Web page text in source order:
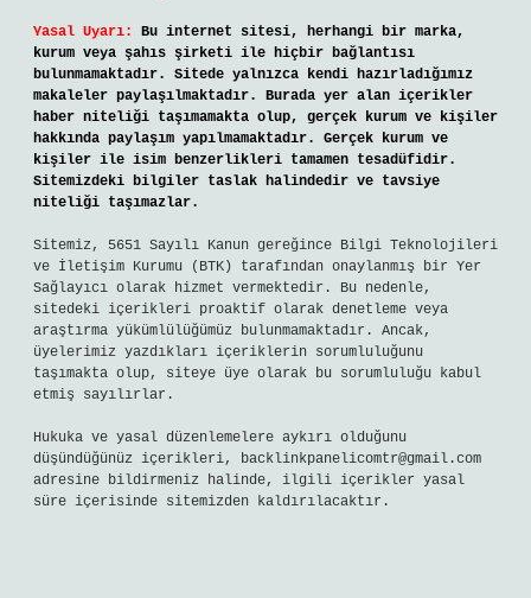
Yasal Uyarı:
Bu internet sitesi, herhangi bir marka,
kurum veya şahıs şirketi ile hiçbir bağlantısı
bulunmamaktadır. Sitede yalnızca kendi hazırladığımız
makaleler paylaşılmaktadır. Burada yer alan içerikler
haber niteliği taşımamakta olup, gerçek kurum ve kişiler
hakkında paylaşım yapılmamaktadır. Gerçek kurum ve
kişiler ile isim benzerlikleri tamamen tesadüfidir.
Sitemizdeki bilgiler taslak halindedir ve tavsiye
niteliği taşımazlar.
Sitemiz, 5651 Sayılı Kanun gereğince Bilgi Teknolojileri
ve İletişim Kurumu (BTK) tarafından onaylanmış bir Yer
Sağlayıcı olarak hizmet vermektedir. Bu nedenle,
sitedeki içerikleri proaktif olarak denetleme veya
araştırma yükümlülüğümüz bulunmamaktadır. Ancak,
üyelerimiz yazdıkları içeriklerin sorumluluğunu
taşımakta olup, siteye üye olarak bu sorumluluğu kabul
etmiş sayılırlar.
Hukuka ve yasal düzenlemelere aykırı olduğunu
düşündüğünüz içerikleri, backlinkpanelicomtr@gmail.com
adresine bildirmeniz halinde, ilgili içerikler yasal
süre içerisinde sitemizden kaldırılacaktır.